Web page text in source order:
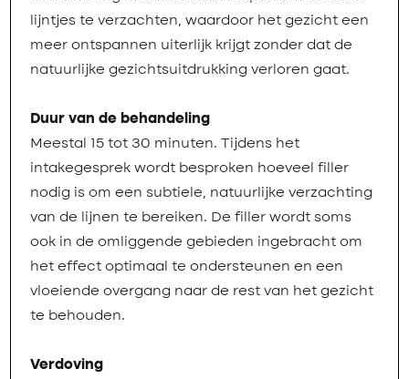
lijntjes te verzachten, waardoor het gezicht een
meer ontspannen uiterlijk krijgt zonder dat de
natuurlijke gezichtsuitdrukking verloren gaat.
Duur van de behandeling
Meestal 15 tot 30 minuten. Tijdens het
intakegesprek wordt besproken hoeveel filler
nodig is om een subtiele, natuurlijke verzachting
van de lijnen te bereiken. De filler wordt soms
ook in de omliggende gebieden ingebracht om
het effect optimaal te ondersteunen en een
vloeiende overgang naar de rest van het gezicht
te behouden.
Verdoving